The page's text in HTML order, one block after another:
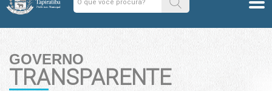
GOVERNO
TRANSPARENTE